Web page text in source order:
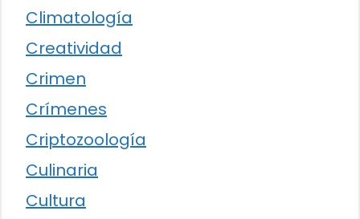
Climatología
Creatividad
Crimen
Crímenes
Criptozoología
Culinaria
Cultura